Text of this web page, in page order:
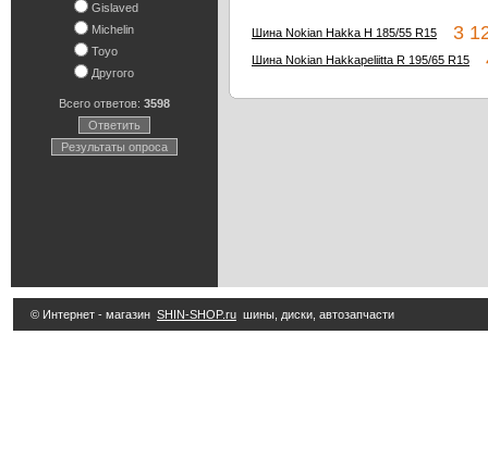
Gislaved
Michelin
Toyo
Другого
Всего ответов: 3598
Ответить
Результаты опроса
Шина Nokian Hakka H 185/55 R15 3
Шина Nokian Hakkapeliitta R 195/65 R15
© Интернет - магазин SHIN-SHOP.ru шины, диски, автозапчасти